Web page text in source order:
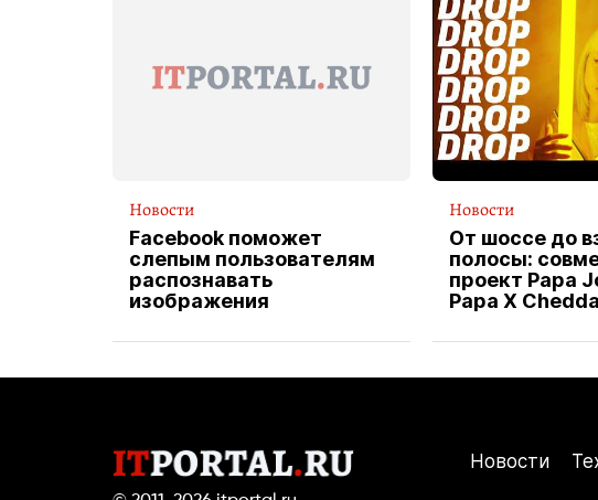
Новости
Facebook поможет
слепым пользователям
распознавать
изображения
Новости
От шоссе до
полосы:
проект Papa
Papa X
водителя
Новости